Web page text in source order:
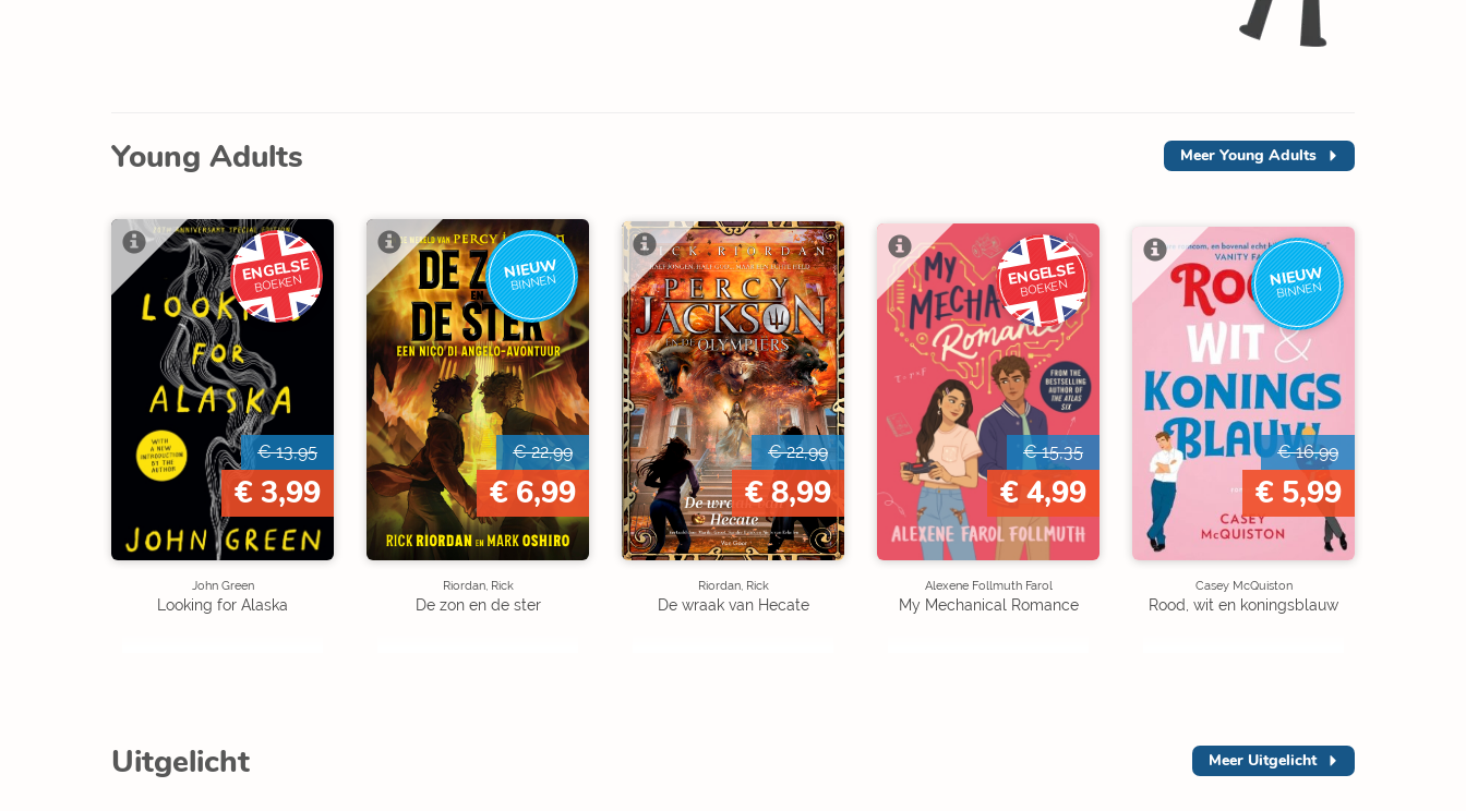
Young Adults Meer Young Adults
ENGELSE
BOEKEN
€ 13,95
€ 3,99
John Green
Looking for Alaska
NIEUW
BINNEN
€ 22,99
€ 6,99
Riordan, Rick
De zon en de ster
€ 22,99
€ 8,99
Riordan, Rick
De wraak van Hecate
ENGELSE
BOEKEN
€ 15,35
€ 4,99
Alexene Follmuth Farol
My Mechanical Romance
NIEUW
BINNEN
€ 16,99
€ 5,99
Casey McQuiston
Rood, wit en koningsblauw
Uitgelicht Meer Uitgelicht